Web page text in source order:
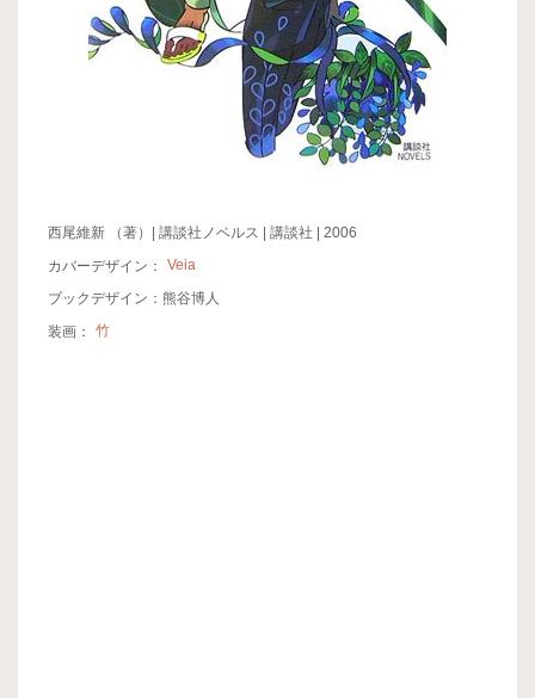
西尾維新 （著）| 講談社ノベルス | 講談社 | 2006
カバーデザイン：
Veia
ブックデザイン：熊谷博人
装画：
竹